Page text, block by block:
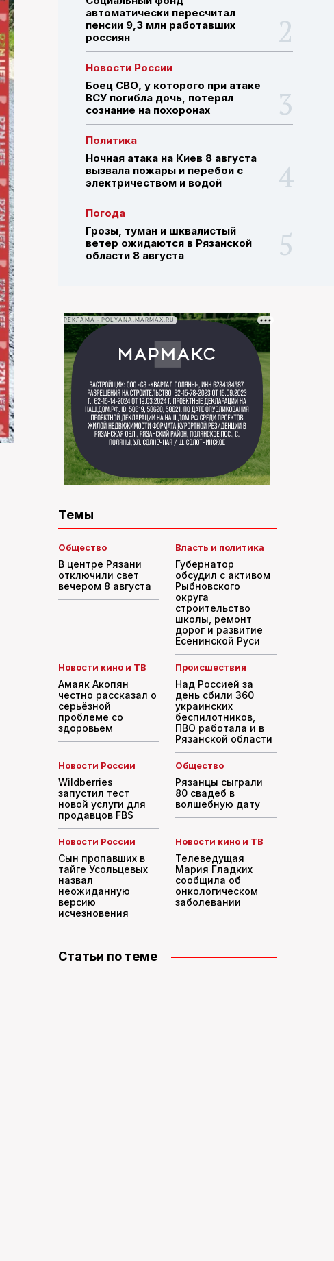
ПОИСК ПО САЙТУ
автоматически пересчитал
пенсии 9,3 млн работавших
россиян
Новости России
Боец СВО, у которого при атаке
ВСУ погибла дочь, потерял
сознание на похоронах
Политика
Ночная атака на Киев 8 августа
вызвала пожары и перебои с
электричеством и водой
Погода
Грозы, туман и шквалистый
ветер ожидаются в Рязанской
области 8 августа
РЕКЛАМА • POLYANA.MARMAX.RU
Темы
Общество
В центре Рязани
отключили свет
вечером 8 августа
Власть и политика
Губернатор
обсудил с активом
Рыбновского
округа
строительство
школы, ремонт
дорог и развитие
Есенинской Руси
Новости кино и ТВ
Амаяк Акопян
честно рассказал о
серьёзной
проблеме со
здоровьем
Происшествия
Над Россией за
день сбили 360
украинских
беспилотников,
ПВО работала и в
Рязанской области
Новости России
Wildberries
запустил тест
новой услуги для
продавцов FBS
Общество
Рязанцы сыграли
80 свадеб в
волшебную дату
Новости России
Сын пропавших в
тайге Усольцевых
назвал
неожиданную
версию
исчезновения
Новости кино и ТВ
Телеведущая
Мария Гладких
сообщила об
онкологическом
заболевании
Статьи по теме